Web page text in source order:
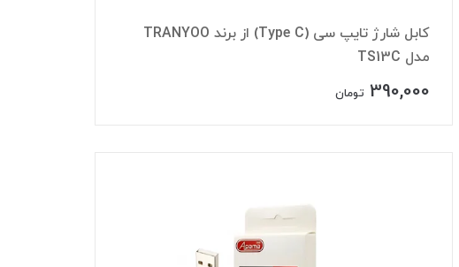
کابل شارژ تایپ سی (Type C) از برند TRANYOO
مدل TS13C
390,000 تومان